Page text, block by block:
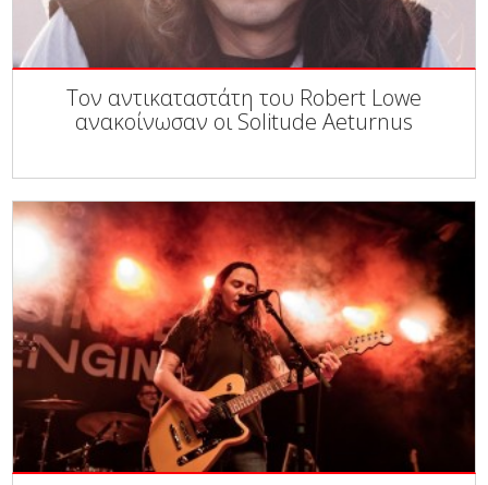
Τον αντικαταστάτη του Robert Lowe
ανακοίνωσαν οι Solitude Aeturnus